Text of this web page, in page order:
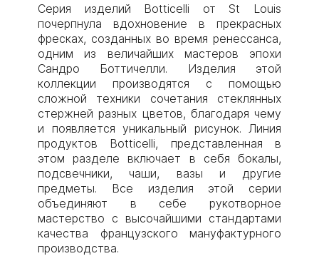
Серия изделий Botticelli от St Louis
почерпнула вдохновение в прекрасных
фресках, созданных во время ренессанса,
одним из величайших мастеров эпохи
Сандро Боттичелли. Изделия этой
коллекции производятся с помощью
сложной техники сочетания стеклянных
стержней разных цветов, благодаря чему
и появляется уникальный рисунок. Линия
продуктов Botticelli, представленная в
этом разделе включает в себя бокалы,
подсвечники, чаши, вазы и другие
предметы. Все изделия этой серии
объединяют в себе рукотворное
мастерство с высочайшими стандартами
качества французского мануфактурного
производства.